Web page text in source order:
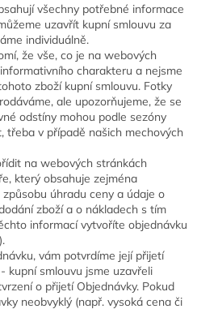
všechny potřebné informace
uzavřít kupní smlouvu za
individuálně.
že vše, co je na webových
charakteru a nejsme
zboží kupní smlouvu. Fotky
ale upozorňujeme, že se
odstíny mohou podle sezóny
třeba v případě našich mechových
na webových stránkách
který obsahuje zejména
úhradu ceny a údaje o
zboží a o nákladech s tím
informací vytvoříte objednávku
vám potvrdíme její přijetí
kupní smlouvu jsme uzavřeli
o přijetí Objednávky. Pokud
neobvyklý (např. vysoká cena či